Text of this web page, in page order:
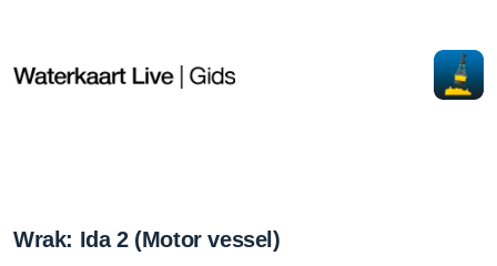
Wrak: Ida 2 (Motor vessel)